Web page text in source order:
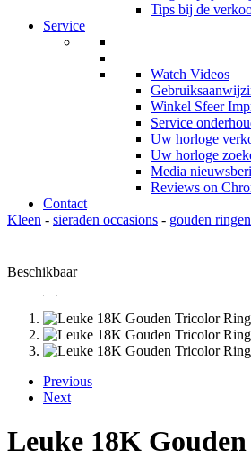
Tips bij de
Service
Watch Videos
Winkel Sfeer
Service
Uw horloge
Uw horloge
Media
Reviews on
Contact
Kleen - sieraden occasions - gouden
Beschikbaar
Previous
Next
Leuke 18K